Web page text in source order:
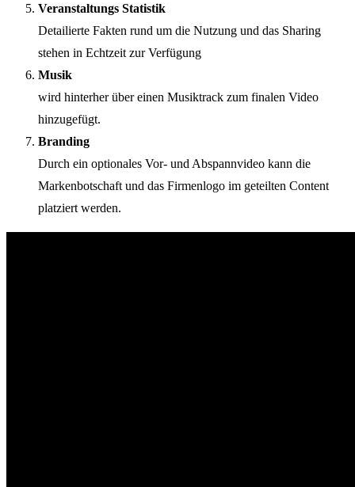
Veranstaltungs Statistik
Detailierte Fakten rund um die Nutzung und das Sharing
stehen in Echtzeit zur Verfügung
Musik
wird hinterher über einen Musiktrack zum finalen Video
hinzugefügt.
Branding
Durch ein optionales Vor- und Abspannvideo kann die
Markenbotschaft und das Firmenlogo im geteilten Content
platziert werden.